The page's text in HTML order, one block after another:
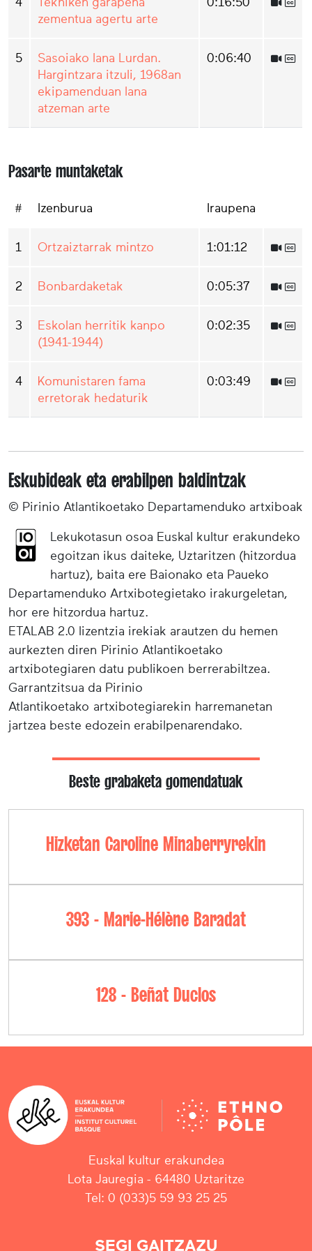
zementua agertu arte
5
Sasoiako lana Lurdan.
Hargintzara itzuli, 1968an
ekipamenduan lana
atzeman arte
0:06:40
Pasarte muntaketak
# Izenburua Iraupena
1 Ortzaiztarrak mintzo 1:01:12
2 Bonbardaketak 0:05:37
3
Eskolan herritik kanpo
(1941-1944)
0:02:35
4
Komunistaren fama
erretorak hedaturik
0:03:49
Eskubideak eta erabilpen baldintzak
© Pirinio Atlantikoetako Departamenduko artxiboak
Lekukotasun osoa Euskal kultur erakundeko
egoitzan ikus daiteke, Uztaritzen (hitzordua
hartuz), baita ere Baionako eta Paueko
Departamenduko Artxibotegietako irakurgeletan,
hor ere hitzordua hartuz.
ETALAB 2.0 lizentzia irekiak arautzen du hemen
aurkezten diren Pirinio Atlantikoetako
artxibotegiaren datu publikoen berrerabiltzea.
Garrantzitsua da Pirinio
Atlantikoetako artxibotegiarekin harremanetan
jartzea beste edozein erabilpenarendako.
Beste grabaketa gomendatuak
Hizketan Caroline Minaberryrekin
393 - Marie-Hélène Baradat
128 - Beñat Duclos
Euskal kultur erakundea
Lota Jauregia - 64480 Uztaritze
Tel: 0 (033)5 59 93 25 25
SEGI GAITZAZU